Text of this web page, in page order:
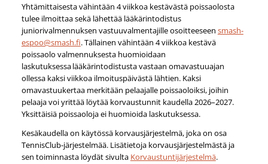
Yhtämittaisesta vähintään 4 viikkoa kestävästä poissaolosta
tulee ilmoittaa sekä lähettää lääkärintodistus
juniorivalmennuksen vastuuvalmentajille osoitteeseen smash-
espoo@smash.fi. Tällainen vähintään 4 viikkoa kestävä
poissaolo valmennuksesta huomioidaan
laskutuksessa lääkärintodistusta vastaan omavastuuajan
ollessa kaksi viikkoa ilmoituspäivästä lähtien. Kaksi
omavastuukertaa merkitään pelaajalle poissaoloiksi, joihin
pelaaja voi yrittää löytää korvaustunnit kaudella 2026–2027.
Yksittäisiä poissaoloja ei huomioida laskutuksessa.
Kesäkaudella on käytössä korvausjärjestelmä, joka on osa
TennisClub-järjestelmää. Lisätietoja korvausjärjestelmästä ja
sen toiminnasta löydät sivulta Korvaustuntijärjestelmä.